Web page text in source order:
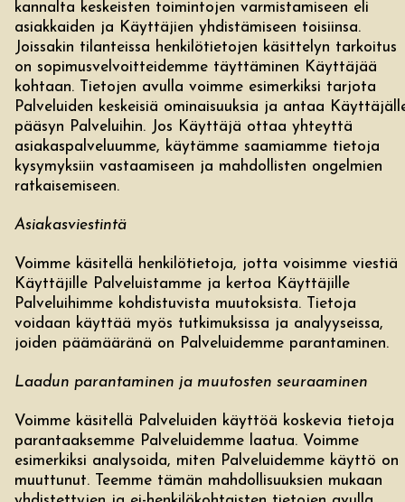
kannalta keskeisten toimintojen varmistamiseen eli
asiakkaiden ja Käyttäjien yhdistämiseen toisiinsa.
Joissakin tilanteissa henkilötietojen käsittelyn tarkoitus
on sopimusvelvoitteidemme täyttäminen Käyttäjää
kohtaan. Tietojen avulla voimme esimerkiksi tarjota
Palveluiden keskeisiä ominaisuuksia ja antaa
pääsyn Palveluihin. Jos Käyttäjä ottaa yhteyttä
asiakaspalveluumme, käytämme saamiamme tietoja
kysymyksiin vastaamiseen ja mahdollisten ongelmien
ratkaisemiseen.
Asiakasviestintä
Voimme käsitellä henkilötietoja, jotta voisimme viestiä
Käyttäjille Palveluistamme ja kertoa Käyttäjille
Palveluihimme kohdistuvista muutoksista. Tietoja
voidaan käyttää myös tutkimuksissa ja analyyseissa,
joiden päämääränä on Palveluidemme parantaminen.
Laadun parantaminen ja muutosten seuraaminen
Voimme käsitellä Palveluiden käyttöä koskevia tietoja
parantaaksemme Palveluidemme laatua. Voimme
esimerkiksi analysoida, miten Palveluidemme käyttö on
muuttunut. Teemme tämän mahdollisuuksien mukaan